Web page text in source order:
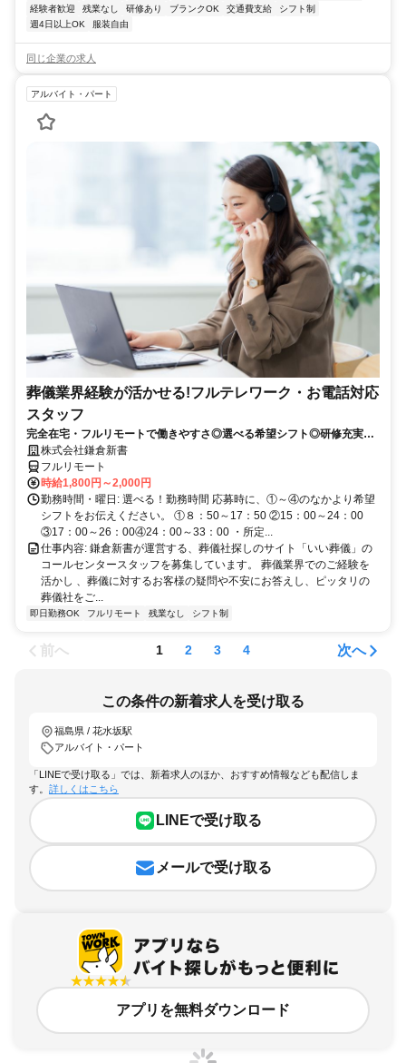
経験者歓迎
残業なし 研修あり ブランクOK 交通費支給
シフト制
週4日以上OK
服装自由
同じ企業の求人
アルバイト・パート
葬儀業界経験が活かせる!フルテレワーク・お電話対応
スタッフ
完全在宅・フルリモートで働きやすさ◎選べる希望シフト◎研修充実だ
から未経験でも安心！平日休みありの完全週休2日制で充実のワークラ
イフバランス！
株式会社鎌倉新書
フルリモート
時給1,800円～2,000円
勤務時間・曜日: 選べる！勤務時間 応募時に、①～④のなかより希望
シフトをお伝えください。 ①８：50～17：50 ②15：00～24：00
③17：00～26：00④24：00～33：00 ・所定...
仕事内容: 鎌倉新書が運営する、葬儀社探しのサイト「いい葬儀」の
コールセンタースタッフを募集しています。 葬儀業界でのご経験を
活かし 、葬儀に対するお客様の疑問や不安にお答えし、ピッタリの
葬儀社をご...
即日勤務OK フルリモート 残業なし シフト制
前へ 1 2 3 4 次へ
この条件の新着求人を受け取る
福島県 / 花水坂駅
アルバイト・パート
「LINEで受け取る」では、新着求人のほか、おすすめ情報なども配信しま
す。 詳しくはこちら
LINEで受け取る
メールで受け取る
アプリを無料ダウンロード